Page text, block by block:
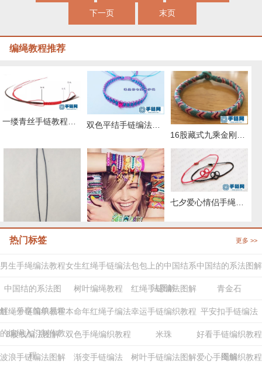
下一页 末页
编绳教程推荐
双色平结手链编法图解，附平结手链收尾方法
两股绳金刚结编法图解,手编绳收尾结怎么打结 29种编绳手链教程，详细清楚热门款式的图解
七夕爱心情侣手绳，有对象的你一定要学着做
更多 >>
热门标签
男生手绳编法教程女生红绳手链编法包包上的中国结系
法图解
中国结的系法图解
中国结的系法图
解，分享简单易学
的编绳入门制作教
程
树叶编绳教程 红绳手链编法图解 青金石
红绳手链编织教程本命年红绳子编法幸运手链编织教程 平安扣手链编法
8股线编法图解 双色手绳编织教程 米珠 好看手链编织教程
图解
波浪手链编法图解 渐变手链编法 树叶手链编法图解爱心手绳编织教程